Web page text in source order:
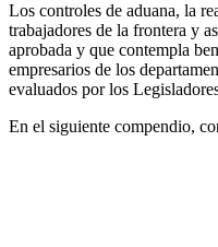
Los controles de aduana, la
trabajadores de la frontera y
aprobada y que contempla
empresarios de los
evaluados por los
En el siguiente compendio,